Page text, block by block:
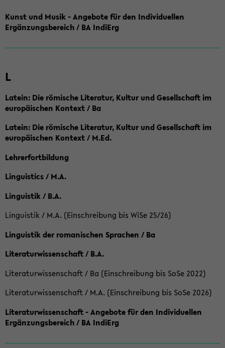
Kunst und Musik - Angebote für den Individuellen
Ergänzungsbereich / BA IndiErg
L
Latein: Die römische Literatur, Kultur und Gesellschaft im
europäischen Kontext / Ba
Latein: Die römische Literatur, Kultur und Gesellschaft im
europäischen Kontext / M.Ed.
Lehrerfortbildung
Linguistics / M.A.
Linguistik / B.A.
Linguistik / M.A. (Einschreibung bis WiSe 25/26)
Linguistik der romanischen Sprachen / Ba
Literaturwissenschaft / B.A.
Literaturwissenschaft / Ba (Einschreibung bis SoSe 2022)
Literaturwissenschaft / M.A. (Einschreibung bis SoSe 2026)
Literaturwissenschaft - Angebote für den Individuellen
Ergänzungsbereich / BA IndiErg